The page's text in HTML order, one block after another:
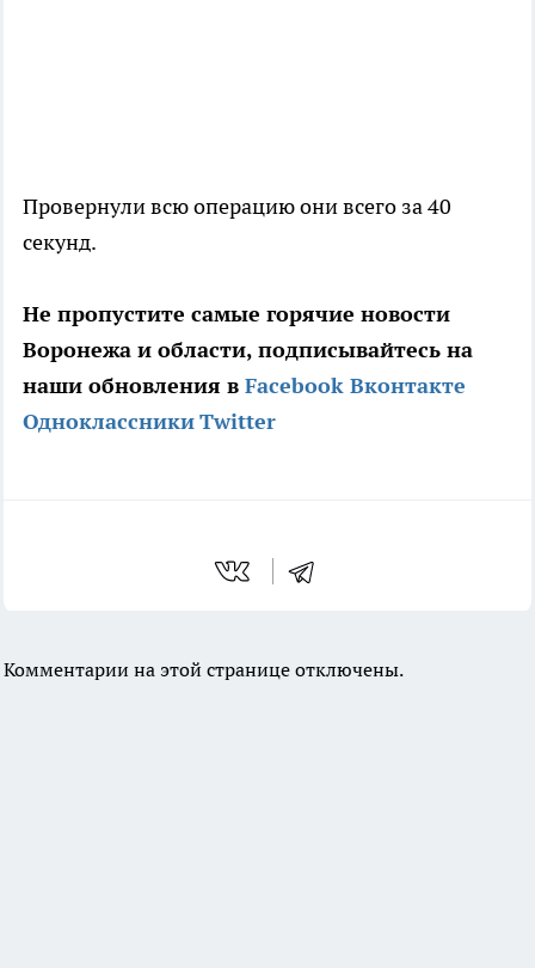
Провернули всю операцию они всего за 40
секунд.
Не пропустите самые горячие новости
Воронежа и области, подписывайтесь на
наши обновления в Facebook Вконтакте
ОдноклассникиTwitter
Комментарии на этой странице отключены.